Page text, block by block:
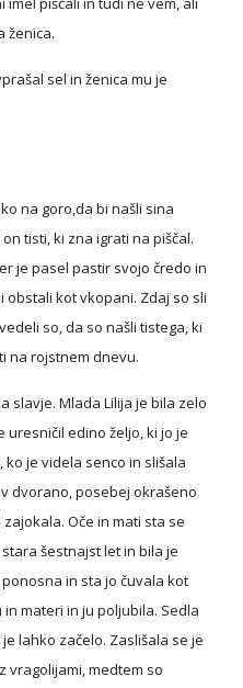
ženica.
sel in ženica mu je
na goro,da bi našli sina
tisti, ki zna igrati na piščal.
je pasel pastir svojo čredo in
obstali kot vkopani. Zdaj so sli
so, da so našli tistega, ki
na rojstnem dnevu.
slavje. Mlada Lilija je bila zelo
uresničil edino željo, ki jo je
je videla senco in slišala
dvorano, posebej okrašeno
Oče in mati sta se
šestnajst let in bila je
in sta jo čuvala kot
materi in ju poljubila. Sedla
lahko začelo. Zaslišala se je
vragolijami, medtem so